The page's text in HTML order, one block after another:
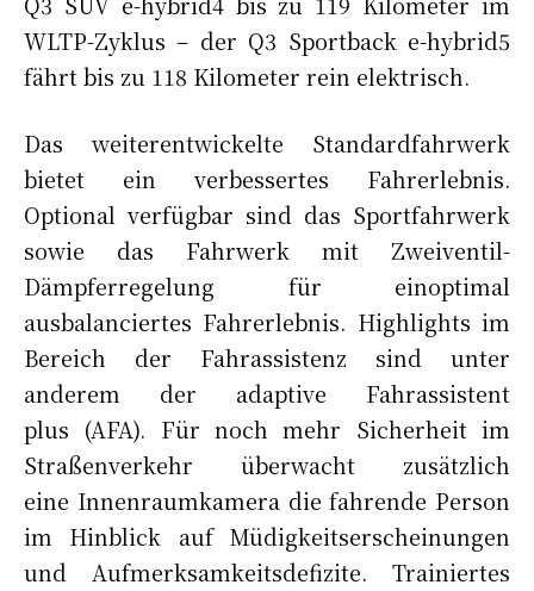
WLTP-Zyklus – der Q3 Sportback e-hybrid5
fährt bis zu 118 Kilometer rein elektrisch.
Das weiterentwickelte Standardfahrwerk
bietet ein verbessertes Fahrerlebnis.
Optional verfügbar sind das Sportfahrwerk
sowie das Fahrwerk mit Zweiventil-
Dämpferregelung für einoptimal
ausbalanciertes Fahrerlebnis. Highlights im
Bereich der Fahrassistenz sind unter
anderem der adaptive Fahrassistent
plus (AFA). Für noch mehr Sicherheit im
Straßenverkehr überwacht zusätzlich
eine Innenraumkamera die fahrende Person
im Hinblick auf Müdigkeitserscheinungen
und Aufmerksamkeitsdefizite. Trainiertes